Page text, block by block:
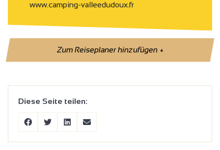
www.camping-valleedudoux.fr
Zum Reiseplaner hinzufügen+
Diese Seite teilen: